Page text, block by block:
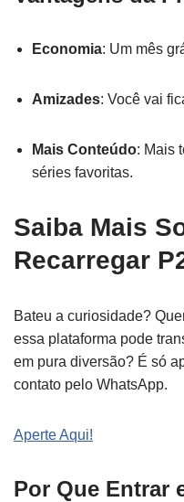
Economia: Um mês
Amizades: Você vai
Mais Conteúdo: Mais
séries favoritas.
Saiba Mais
Recarregar
Bateu a curiosidade?
essa plataforma pode
em pura diversão? É só
contato pelo WhatsApp.
Aperte Aqui!
Por Que Entrar